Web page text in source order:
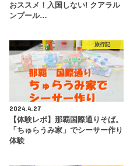
おススメ！入国しない! クアラル
ンプール…
旅行記
2024.4.27
【体験レポ】那覇国際通りそば。
「ちゅらうみ家」でシーサー作り
体験